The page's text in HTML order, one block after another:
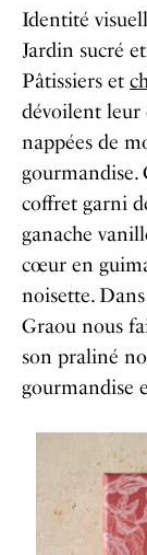
Identité
Jardin sucré
Pâtissiers et
dévoilent leur
nappées de
gourmandise.
coffret garni
ganache
cœur en
noisette.
Graou nous
son praliné
gourmandise